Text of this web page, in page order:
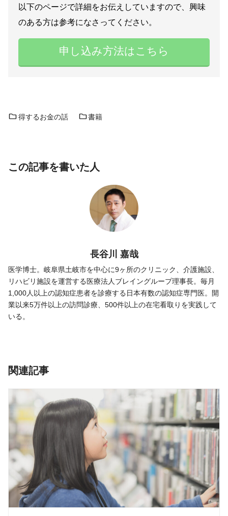
以下のページで詳細をお伝えしていますので、興味
のある方は参考になさってください。
申し込み方法はこちら
得するお金の話 書籍
この記事を書いた人
長谷川 嘉哉
医学博士。岐阜県土岐市を中心に9ヶ所のクリニック、介護施設、
リハビリ施設を運営する医療法人ブレイングループ理事長。毎月
1,000人以上の認知症患者を診療する日本有数の認知症専門医。開
業以来5万件以上の訪問診療、500件以上の在宅看取りを実践して
いる。
関連記事